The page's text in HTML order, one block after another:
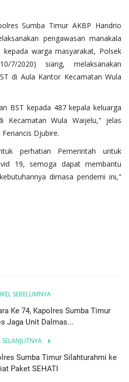
Sumba Timur AKBP Handrio
pengawasan manakala
warga masyarakat, Polsek
7/2020) siang, melaksanakan
di Aula Kantor Kecamatan Wula
BST kepada 487 kepala keluarga
Wula Waijelu," jelas
Djubire.
perhatian Pemerintah untuk
19, semoga dapat membantu
dimasa pendemi ini,"
SEBELUMNYA
Ke 74, Kapolres Sumba Timur
Jaga Unit Dalmas...
SELANJUTNYA
Sumba Timur Silahturahmi ke
Paket SEHATI